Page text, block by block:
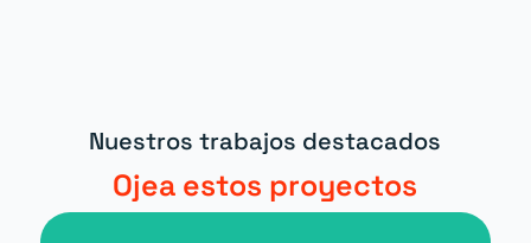
Nuestros trabajos destacados
Ojea estos proyectos